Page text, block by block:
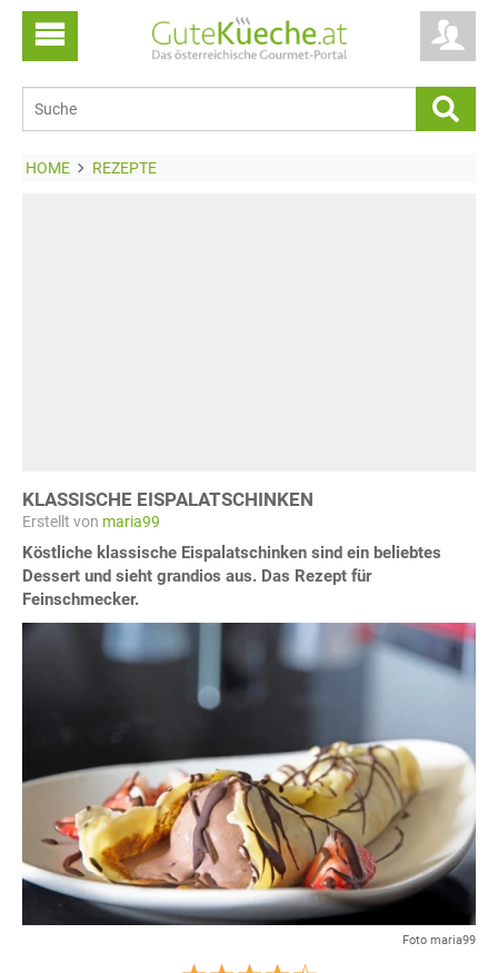
HOME REZEPTE
KLASSISCHE EISPALATSCHINKEN
Erstellt von maria99
Köstliche klassische Eispalatschinken sind ein beliebtes
Dessert und sieht grandios aus. Das Rezept für
Feinschmecker.
Foto maria99